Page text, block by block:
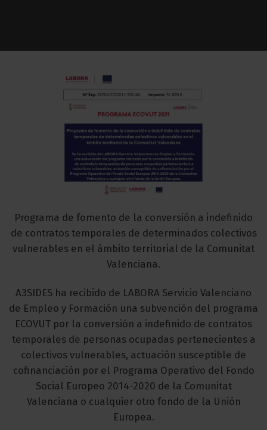
Programa de fomento de la conversión a indefinido
de contratos temporales de determinados colectivos
vulnerables en el ámbito territorial de la Comunitat
Valenciana.
A3SIDES ha recibido de LABORA Servicio Valenciano
de Empleo y Formación una subvención del programa
ECOVUT por la conversión a indefinido de contratos
temporales de personas ocupadas pertenecientes a
colectivos vulnerables, actuación susceptible de
cofinanciación por el Programa Operativo del Fondo
Social Europeo 2014-2020 de la Comunitat
Valenciana o cualquier otro fondo de la Unión
Europea.